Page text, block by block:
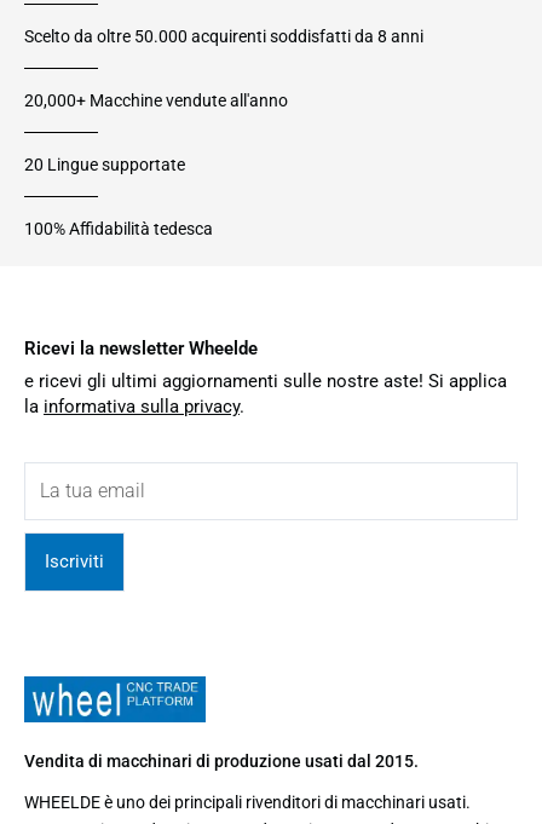
Scelto da oltre 50.000 acquirenti soddisfatti da 8 anni
20,000+ Macchine vendute all'anno
20 Lingue supportate
100% Affidabilità tedesca
Ricevi la newsletter Wheelde
e ricevi gli ultimi aggiornamenti sulle nostre aste! Si applica
la informativa sulla privacy.
Iscriviti
Vendita di macchinari di produzione usati dal 2015.
WHEELDE è uno dei principali rivenditori di macchinari usati.